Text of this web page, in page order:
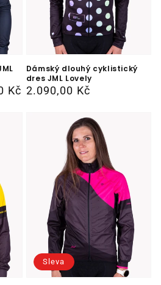
Kč
Dámský dlouhý cyklistický
dres JML Lovely
Běžná
2.090,00 Kč
Sleva